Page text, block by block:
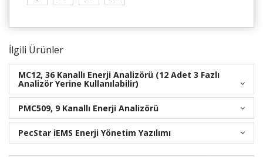
İlgili Ürünler
MC12, 36 Kanallı Enerji Analizörü (12 Adet 3 Fazlı
Analizör Yerine Kullanılabilir)
PMC509, 9 Kanallı Enerji Analizörü
PecStar iEMS Enerji Yönetim Yazılımı